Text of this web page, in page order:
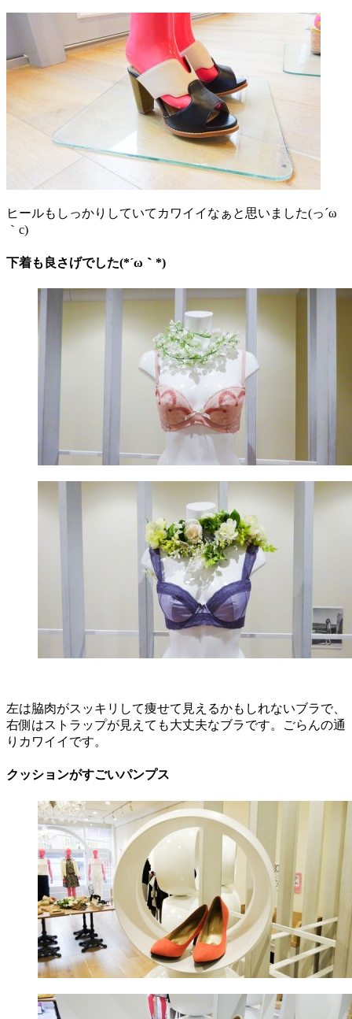
ヒールもしっかりしていてカワイイなぁと思いました(っ´ω
｀c)
下着も良さげでした(*´ω｀*)
左は脇肉がスッキリして痩せて見えるかもしれないブラで、
右側はストラップが見えても大丈夫なブラです。ごらんの通
りカワイイです。
クッションがすごいパンプス